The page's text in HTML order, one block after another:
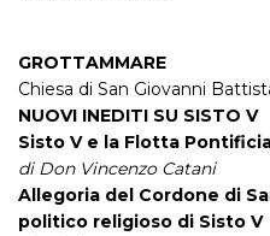
GROTTAMMARE
Chiesa di San Giovanni
NUOVI INEDITI SU SISTO V
Sisto V e la Flotta
di Don Vincenzo Catani
Allegoria del Cordone di
politico religioso di Sisto V